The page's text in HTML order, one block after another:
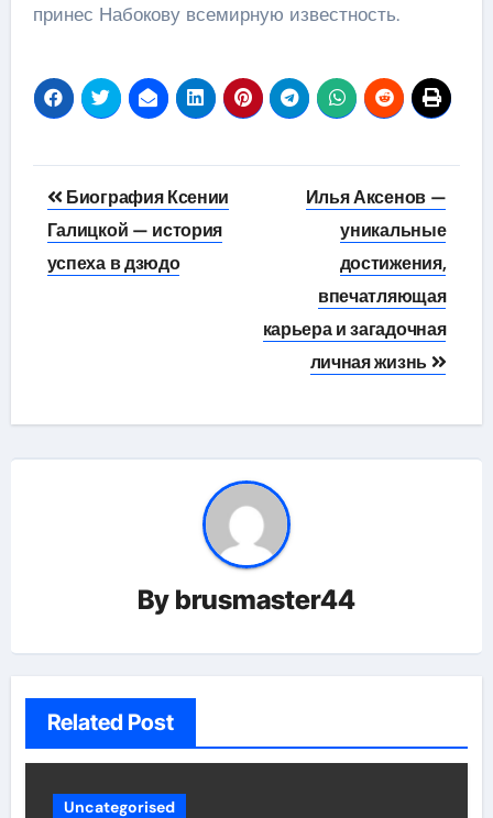
принес Набокову всемирную известность.
Навигация
по
записям
Биография Ксении
Галицкой — история
успеха в дзюдо
Илья Аксенов —
уникальные
достижения,
впечатляющая
карьера и загадочная
личная жизнь
By brusmaster44
Related Post
Uncategorised